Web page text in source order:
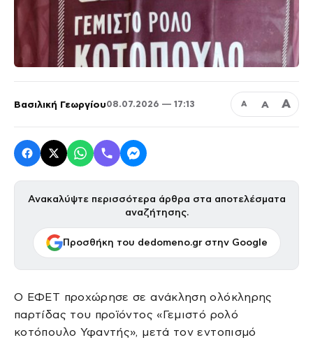
Βασιλική Γεωργίου08.07.2026 — 17:13 Α Α Α
Ανακαλύψτε περισσότερα άρθρα στα αποτελέσματα
αναζήτησης.
Προσθήκη του dedomeno.gr στην Google
Ο ΕΦΕΤ προχώρησε σε ανάκληση ολόκληρης
παρτίδας του προϊόντος «Γεμιστό ρολό
κοτόπουλο Υφαντής», μετά τον εντοπισμό